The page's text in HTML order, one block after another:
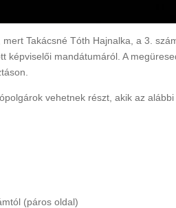
Takácsné Tóth Hajnalka, a 3.
képviselői mandátumáról. A
vehetnek részt, akik az
(páros oldal)
Időpont: 2026.
(péntek-
Helyszín: